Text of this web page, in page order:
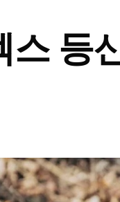
스 등